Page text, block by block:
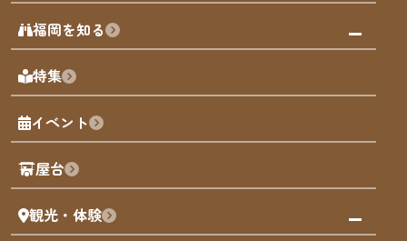
みんなの旅行記
天神エリア
博多旧市街
福岡城
歴史・文化
福岡を知る
福岡の見どころ
福岡の魅力
観光カレンダー
観光PR動画
まち歩き
福岡グルメ
特集
イベント
屋台
観光・体験